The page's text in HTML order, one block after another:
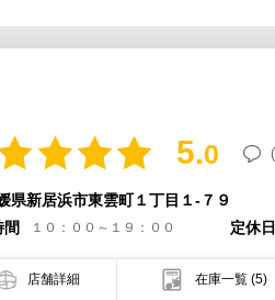
5.0
県新居浜市東雲町１丁目１-７９
１０：００～１９：００ 定休日
店舗詳細 在庫一覧 (5)